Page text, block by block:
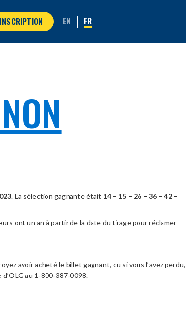
INSCRIPTION
. La sélection gagnante était 14 – 15 – 26 – 36 – 42 –
ont un an à partir de la date du tirage pour réclamer
avoir acheté le billet gagnant, ou si vous l’avez perdu,
au 1‑800‑387‑0098.